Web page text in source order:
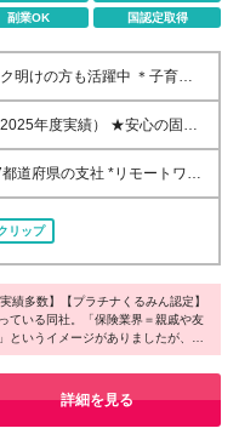
副業OK 国認定取得
明けの方も活躍中 ＊子育て
＊未経験者も歓迎 ◆高卒
業種・職種・
働き方をしたい …お客さま先
には退勤できます。 また、
を目指
収は48.8万円。 賞与も年2回
を設けています。 各種研修
す♪
年度実績） ★安心の固定
ィブ！手当も充実 月給21
インセンティブ＋賞与年2回
でなく、日々の頑張りや成果
阪・兵庫（一部）：月給23万
三重・岐阜：月給22万円以
都道府県の支社 *リモートワー
を活用した柔軟な働き方が可
迎 *お住まいや希望を最大限
が必要になった場合の異動
料貸与）・教育体制が充実
お客さまのご要望に応じて、
非接触型のWeb面談も実施し
な営業スタイル」を推進！
お客さま企業に直接訪問した
なった際は直接帰宅も可能で
軟な出退勤制度を取り入れ
リップ
績多数】【プラチナくるみん認定】
ている同社。「保険業界＝親戚や友
というイメージがありましたが、実
切不要とのこと。会社全体で女性の
がイキイキと活躍されていました！
組みがあり、ライフステージが変わ
る環境に魅力を感じました◎
詳細を見る